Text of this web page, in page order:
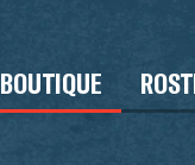
BOUTIQUE